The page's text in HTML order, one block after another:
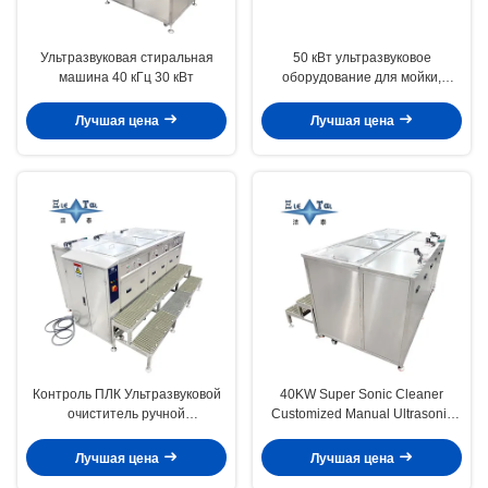
Ультразвуковая стиральная
машина 40 кГц 30 кВт
Лучшая цена
50 кВт ультразвуковое
оборудование для мойки,
ультразвуковой очиститель,
индивидуальный
Лучшая цена
Контроль ПЛК Ультразвуковой
очиститель ручной
очиститель 40KW
Лучшая цена
40KW Super Sonic Cleaner
Customized Manual Ultrasonic
Лучшая цена